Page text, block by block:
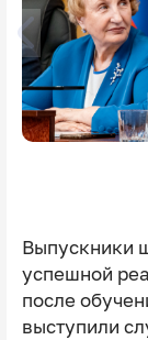
Выпускники
успешной
после
выступили